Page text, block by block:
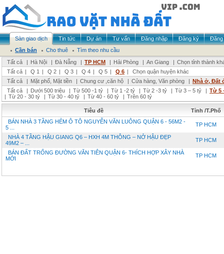
Sàn giao dịch Tin tức Dự án Tư vấn Đăng nhập Đăng ký
Đăng
Cần bán
Cho thuê
Tìm theo nhu cầu
Tất cả
| Hà Nội | Đà Nẵng | TP HCM | Hải Phòng | An Giang | Chọn tỉnh thành
Tất cả | Q 1 | Q 2 | Q 3 | Q 4 | Q 5 | Q 6 |
Chọn quận huyện khác
Tất cả
| Mặt phố, Mặt tiền | Chung cư ,căn hộ | Cửa hàng, Văn phòng | Nhà ở, Đất
Tất cả
| Dưới 500 triệu | Từ 500 -1 tỷ | Từ 1 -2 tỷ | Từ 2 -3 tỷ | Từ 3 – 5 tỷ | Từ 5
| Từ 20 - 30 tỷ | Từ 30 - 40 tỷ | Từ 40 - 60 tỷ | Trên 60 tỷ
Tiêu đề
Tỉnh /T.Phố
BÁN NHÀ 3 TẦNG HẺM Ô TÔ NGUYỄN VĂN LUÔNG QUẬN 6 - 56M2 -
5 ...
TP HCM
NHÀ 4 TẦNG HẬU GIANG Q6 – HXH 4M THÔNG – NỞ HẬU ĐẸP
49M2 – ...
TP HCM
BÁN ĐẤT TRỐNG ĐƯỜNG VĂN TIÊN QUẬN 6- THÍCH HỢP XÂY NHÀ
MỚI
TP HCM